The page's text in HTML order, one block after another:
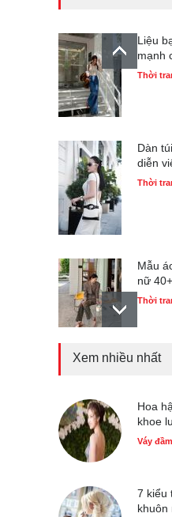
Liệu
mạnh
Thời
Dàn
diễn
Thời
Mẫu
nữ 40+
Thời
Truy
Thời
phụ
Thời
Xem nhiều nhất
Hoa
khoe
Váy
7 kiểu
khuôn